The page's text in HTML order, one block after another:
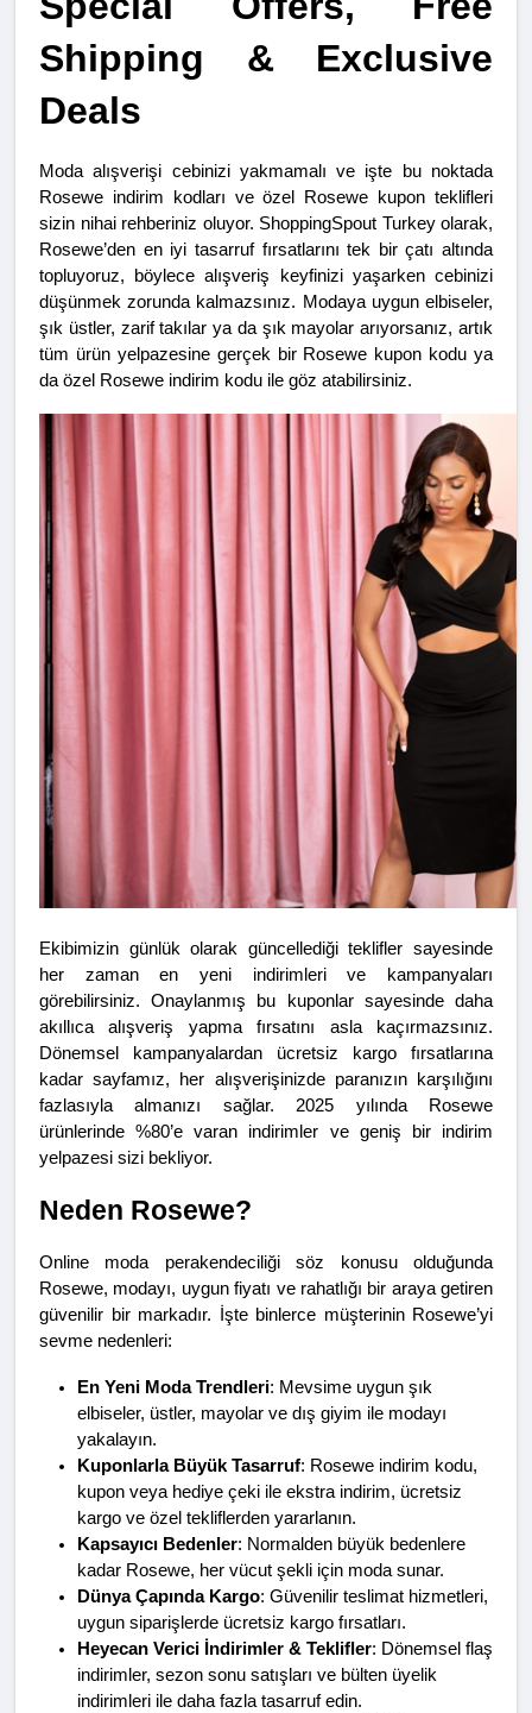
Shipping & Exclusive
Deals
Moda alışverişi cebinizi yakmamalı ve işte bu noktada
Rosewe indirim kodları ve özel Rosewe kupon teklifleri
sizin nihai rehberiniz oluyor. ShoppingSpout Turkey olarak,
Rosewe’den en iyi tasarruf fırsatlarını tek bir çatı altında
topluyoruz, böylece alışveriş keyfinizi yaşarken cebinizi
düşünmek zorunda kalmazsınız. Modaya uygun elbiseler,
şık üstler, zarif takılar ya da şık mayolar arıyorsanız, artık
tüm ürün yelpazesine gerçek bir Rosewe kupon kodu ya
da özel Rosewe indirim kodu ile göz atabilirsiniz.
Ekibimizin günlük olarak güncellediği teklifler sayesinde
her zaman en yeni indirimleri ve kampanyaları
görebilirsiniz. Onaylanmış bu kuponlar sayesinde daha
akıllıca alışveriş yapma fırsatını asla kaçırmazsınız.
Dönemsel kampanyalardan ücretsiz kargo fırsatlarına
kadar sayfamız, her alışverişinizde paranızın karşılığını
fazlasıyla almanızı sağlar. 2025 yılında Rosewe
ürünlerinde %80’e varan indirimler ve geniş bir indirim
yelpazesi sizi bekliyor.
Neden Rosewe?
Online moda perakendeciliği söz konusu olduğunda
Rosewe, modayı, uygun fiyatı ve rahatlığı bir araya getiren
güvenilir bir markadır. İşte binlerce müşterinin Rosewe’yi
sevme nedenleri:
En Yeni Moda Trendleri: Mevsime uygun şık
elbiseler, üstler, mayolar ve dış giyim ile modayı
yakalayın.
Kuponlarla Büyük Tasarruf: Rosewe indirim kodu,
kupon veya hediye çeki ile ekstra indirim, ücretsiz
kargo ve özel tekliflerden yararlanın.
Kapsayıcı Bedenler: Normalden büyük bedenlere
kadar Rosewe, her vücut şekli için moda sunar.
Dünya Çapında Kargo: Güvenilir teslimat hizmetleri,
uygun siparişlerde ücretsiz kargo fırsatları.
Heyecan Verici İndirimler & Teklifler: Dönemsel flaş
indirimler, sezon sonu satışları ve bülten üyelik
indirimleri ile daha fazla tasarruf edin.